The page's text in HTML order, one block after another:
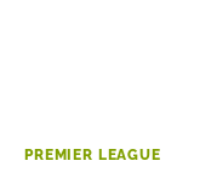
PREMIER LEAGUE